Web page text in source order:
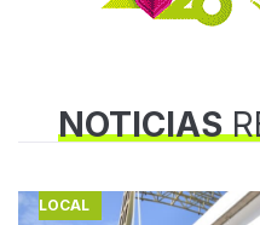
NOTICIAS
LOCAL